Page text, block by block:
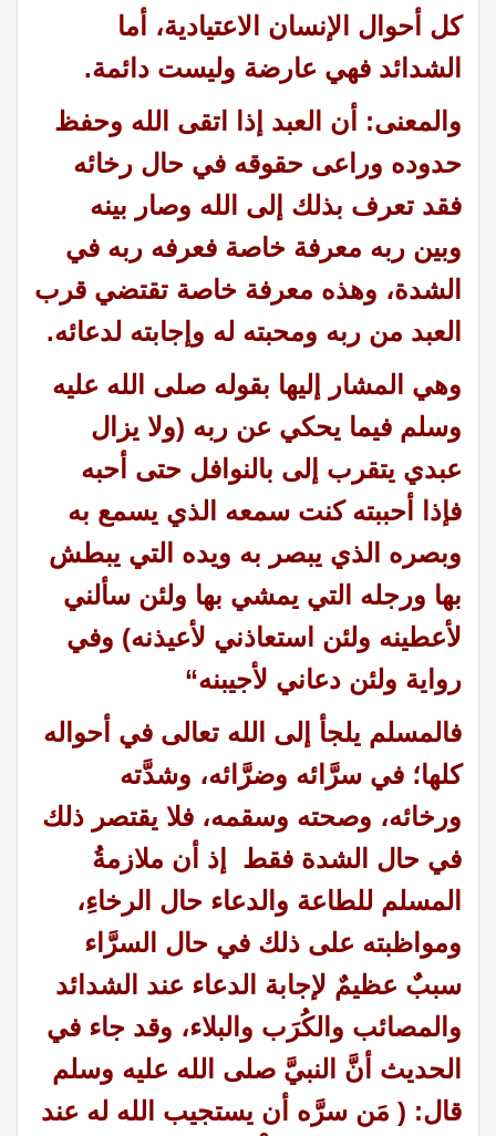
كل أحوال الإنسان الاعتيادية، أما
الشدائد فهي عارضة وليست دائمة.
والمعنى:
أن العبد إذا اتقى الله وحفظ
حدوده وراعى حقوقه في حال رخائه
فقد تعرف بذلك إلى الله وصار بينه
وبين ربه معرفة خاصة فعرفه ربه في
الشدة، وهذه معرفة خاصة تقتضي قرب
العبد من ربه ومحبته له وإجابته لدعائه.
وهي المشار إليها بقوله صلى الله عليه
وسلم فيما يحكي عن ربه (ولا يزال
عبدي يتقرب إلى بالنوافل حتى أحبه
فإذا أحببته كنت سمعه الذي يسمع به
وبصره الذي يبصر به ويده التي يبطش
بها ورجله التي يمشي بها ولئن سألني
لأعطينه ولئن استعاذني لأعيذنه) وفي
رواية ولئن دعاني لأجيبنه“
فالمسلم يلجأ إلى الله تعالى في أحواله
كلها؛ في سرَّائه وضرَّائه، وشدَّته
ورخائه، وصحته وسقمه، فلا يقتصر ذلك
في حال الشدة فقط إذ أن ملازمةُ
المسلم للطاعة والدعاء حال الرخاءِ،
ومواظبته على ذلك في حال السرَّاء
سببٌ عظيمٌ لإجابة الدعاء عند الشدائد
والمصائب والكُرَب والبلاء، وقد جاء في
الحديث أنَّ النبيَّ صلى الله عليه وسلم
قال: ( مَن سرَّه أن يستجيب الله له عند